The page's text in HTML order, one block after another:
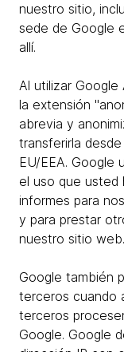
nuestro sitio,
sede de Google
allí.
Al utilizar
la extensión
abrevia y
transferirla
EU/EEA. Google
el uso que usted
informes para
y para prestar
nuestro sitio web.
Google también
terceros cuando
terceros
Google. Google